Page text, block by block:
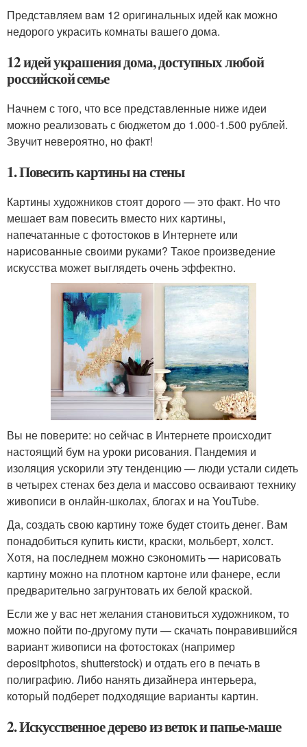
Представляем вам 12 оригинальных идей как можно
недорого украсить комнаты вашего дома.
12 идей украшения дома, доступных любой
российской семье
Начнем с того, что все представленные ниже идеи
можно реализовать с бюджетом до 1.000-1.500 рублей.
Звучит невероятно, но факт!
1. Повесить картины на стены
Картины художников стоят дорого — это факт. Но что
мешает вам повесить вместо них картины,
напечатанные с фотостоков в Интернете или
нарисованные своими руками? Такое произведение
искусства может выглядеть очень эффектно.
Вы не поверите: но сейчас в Интернете происходит
настоящий бум на уроки рисования. Пандемия и
изоляция ускорили эту тенденцию — люди устали сидеть
в четырех стенах без дела и массово осваивают технику
живописи в онлайн-школах, блогах и на YouTube.
Да, создать свою картину тоже будет стоить денег. Вам
понадобиться купить кисти, краски, мольберт, холст.
Хотя, на последнем можно сэкономить — нарисовать
картину можно на плотном картоне или фанере, если
предварительно загрунтовать их белой краской.
Если же у вас нет желания становиться художником, то
можно пойти по-другому пути — скачать понравившийся
вариант живописи на фотостоках (например
depositphotos, shutterstock) и отдать его в печать в
полиграфию. Либо нанять дизайнера интерьера,
который подберет подходящие варианты картин.
2. Искусственное дерево из веток и папье-маше